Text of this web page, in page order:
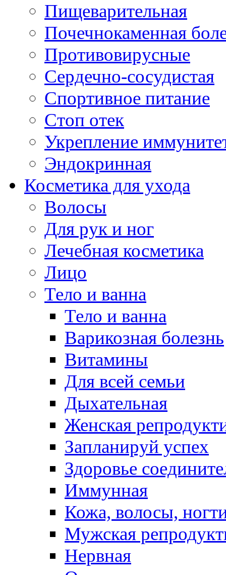
Пищеварительная
Почечнокаменная
Противовирусные
Сердечно-сосудистая
Спортивное питание
Стоп отек
Укрепление
Эндокринная
Косметика для ухода
Волосы
Для рук и ног
Лечебная косметика
Лицо
Тело и ванна
Тело и ванна
Варикозная болезнь
Витамины
Для всей семьи
Дыхательная
Женская
Запланируй успех
Здоровье
Иммунная
Кожа, волосы,
Мужская
Нервная